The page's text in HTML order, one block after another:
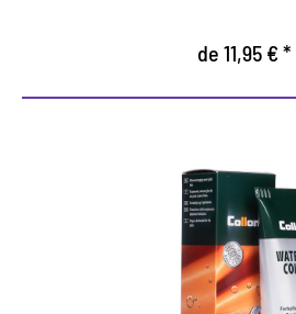
de 11,95 € *
Cuidados de